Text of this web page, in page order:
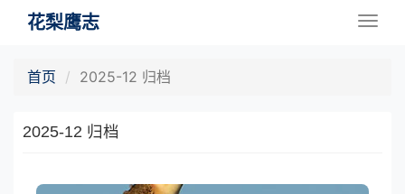
花梨鹰志
首页 2025-12 归档
2025-12 归档